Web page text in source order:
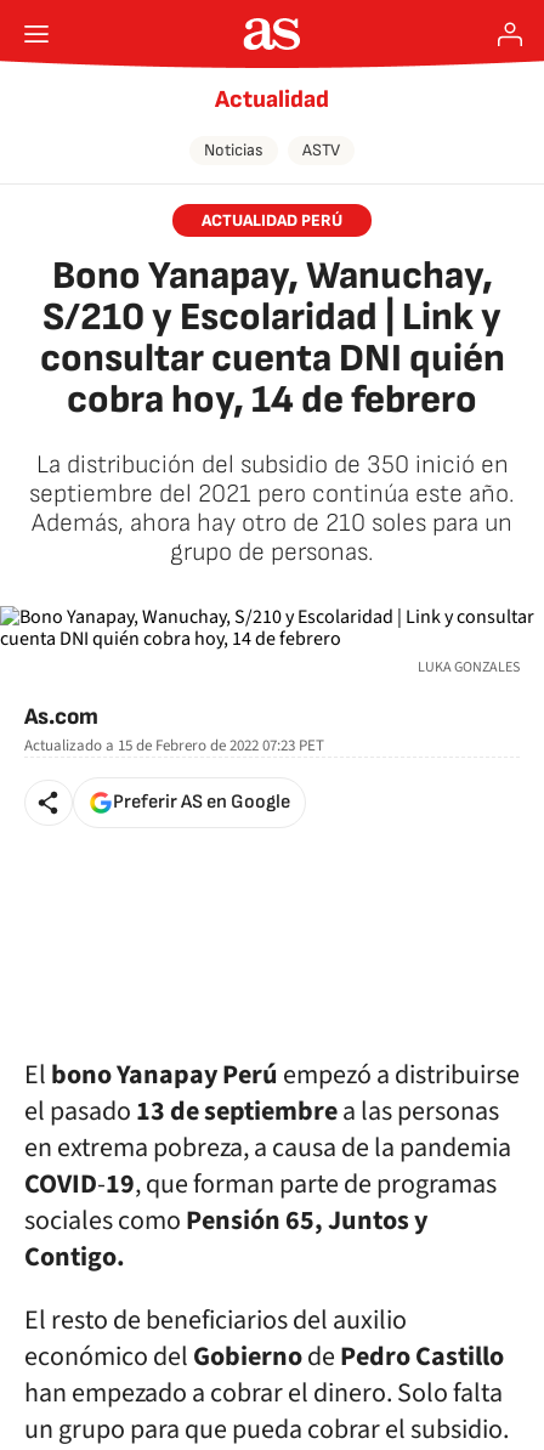
Actualidad
Noticias ASTV
ACTUALIDAD PERÚ
Bono Yanapay, Wanuchay,
S/210 y Escolaridad | Link y
consultar cuenta DNI quién
cobra hoy, 14 de febrero
La distribución del subsidio de 350 inició en
septiembre del 2021 pero continúa este año.
Además, ahora hay otro de 210 soles para un
grupo de personas.
LUKA GONZALES
As.com
Actualizado a 15 de Febrero de 2022 07:23 PET
Preferir AS en Google
Elbono YanapayPerú empezó a distribuirse
el pasado13de septiembrea las personas
en extrema pobreza, a causa de la pandemia
COVID-19, que forman parte de programas
sociales comoPensión 65, Juntos y
Contigo.
El resto de beneficiarios del auxilio
económico delGobiernodePedroCastillo
han empezado a cobrar el dinero. Solo falta
un grupo para que pueda cobrar el subsidio.